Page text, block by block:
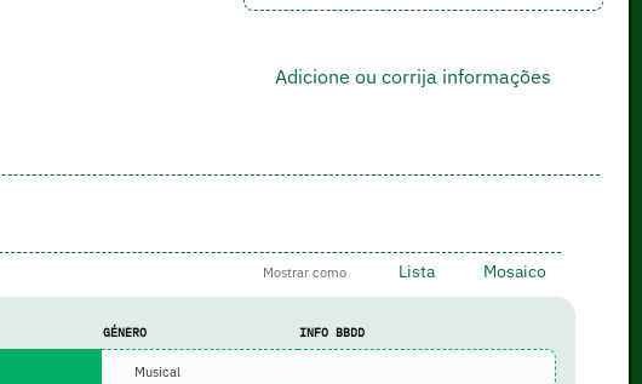
Adicione ou corrija informações
Mostrar como Lista Mosaico
GÉNERO INFO BBDD
Musical